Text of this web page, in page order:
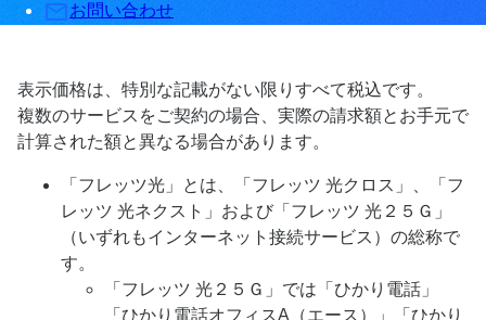
お問い合わせ
表示価格は、特別な記載がない限りすべて税込です。
複数のサービスをご契約の場合、実際の請求額とお手元で
計算された額と異なる場合があります。
「フレッツ光」とは、「フレッツ 光クロス」、「フ
レッツ 光ネクスト」および「フレッツ 光２５Ｇ」
（いずれもインターネット接続サービス）の総称で
す。
「フレッツ 光２５Ｇ」では「ひかり電話」
「ひかり電話オフィスA（エース）」「ひかり